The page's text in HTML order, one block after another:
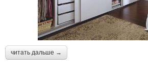
читать дальше →